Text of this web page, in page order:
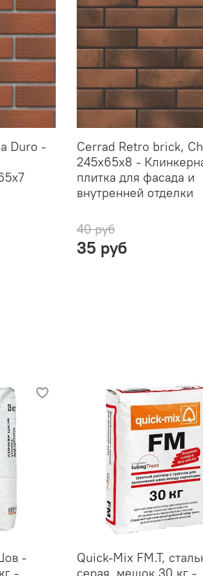
Duro -
Cerrad Retro brick,
245x65x8 -
плитка для фасада и
внутренней отделки
40 руб
35 руб
-
-
Quick-Mix FM.T,
серая, мешок 30 кг -